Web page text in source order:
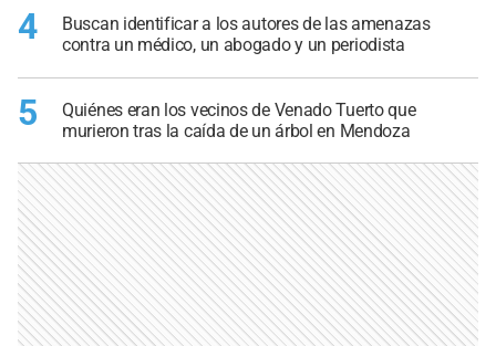
4
Buscan identificar a los autores de las amenazas
contra un médico, un abogado y un periodista
5
Quiénes eran los vecinos de Venado Tuerto que
murieron tras la caída de un árbol en Mendoza